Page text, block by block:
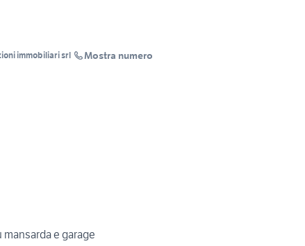
immobiliari srl Mostra numero
e garage